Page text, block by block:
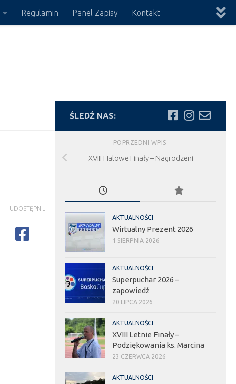
Regulamin Panel Zapisy Kontakt
UDOSTĘPNIJ
ŚLEDŹ NAS:
POPRZEDNI WPIS
XVIII Halowe Finały – Nagrodzeni
AKTUALNOŚCI
Wirtualny Prezent 2026
1 SIERPNIA 2026
AKTUALNOŚCI
Superpuchar 2026 –
zapowiedź
20 LIPCA 2026
AKTUALNOŚCI
XVIII Letnie Finały –
Podziękowania ks. Marcina
23 CZERWCA 2026
AKTUALNOŚCI